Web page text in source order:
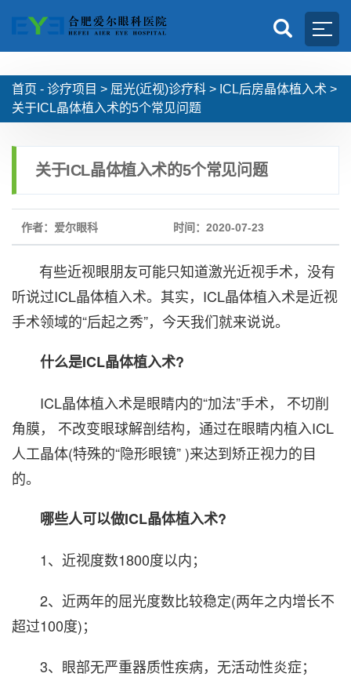
首页 - 诊疗项目 > 屈光(近视)诊疗科 > ICL后房晶体植入术 >
关于ICL晶体植入术的5个常见问题
关于ICL晶体植入术的5个常见问题
作者：爱尔眼科 时间：2020-07-23
有些近视眼朋友可能只知道激光近视手术，没有
听说过ICL晶体植入术。其实，ICL晶体植入术是近视
手术领域的“后起之秀”，今天我们就来说说。
什么是ICL晶体植入术?
ICL晶体植入术是眼睛内的“加法”手术， 不切削
角膜， 不改变眼球解剖结构，通过在眼睛内植入ICL
人工晶体(特殊的“隐形眼镜” )来达到矫正视力的目
的。
哪些人可以做ICL晶体植入术?
1、近视度数1800度以内；
2、近两年的屈光度数比较稳定(两年之内增长不
超过100度)；
3、眼部无严重器质性疾病，无活动性炎症；